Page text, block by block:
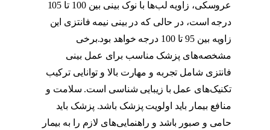
عروسکی، زاویه لب‌ها با نوک بینی بین 100 تا 105
درجه است، در حالی که در بینی نیمه فانتزی این
زاویه بین 95 تا 100 درجه خواهد بود.برخی
مشخصه‌های پزشک مناسب برای عمل بینی
فانتزی شامل تجربه و مهارت بالا و توانایی ترکیب
تکنیک‌های عمل با زیبایی شناسی است. سلامت و
منافع بیمار باید اولویت پزشک باشد. پزشک باید
حامی و صبور باشد و راهنمایی‌های لازم را به بیمار